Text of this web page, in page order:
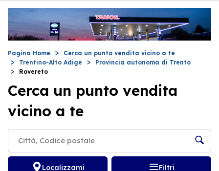
Pagina Home
Cerca un punto vendita vicino a te
Trentino-Alto Adige
Provincia autonoma di Trento
Rovereto
Cerca un punto vendita
vicino a te
Localizzami Filtri